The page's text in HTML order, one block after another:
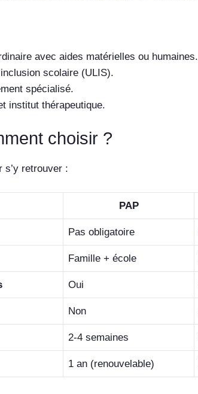
avec aides matérielles ou humaines.
scolaire (ULIS).
spécialisé.
institut thérapeutique.
choisir ?
s’y retrouver :
PAP
Pas obligatoire
Famille + école
Oui
Non
2-4 semaines
1 an (renouvelable)